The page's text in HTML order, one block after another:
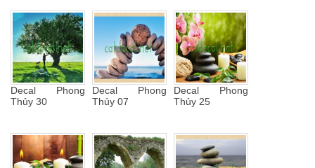
Decal Phong
Thủy 30
Decal Phong
Thủy 07
Decal Phong
Thủy 25